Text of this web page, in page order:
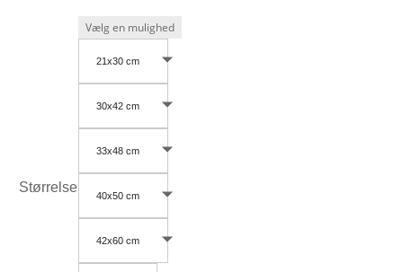
Størrelse
21x30 cm
30x42 cm
33x48 cm
40x50 cm
42x60 cm